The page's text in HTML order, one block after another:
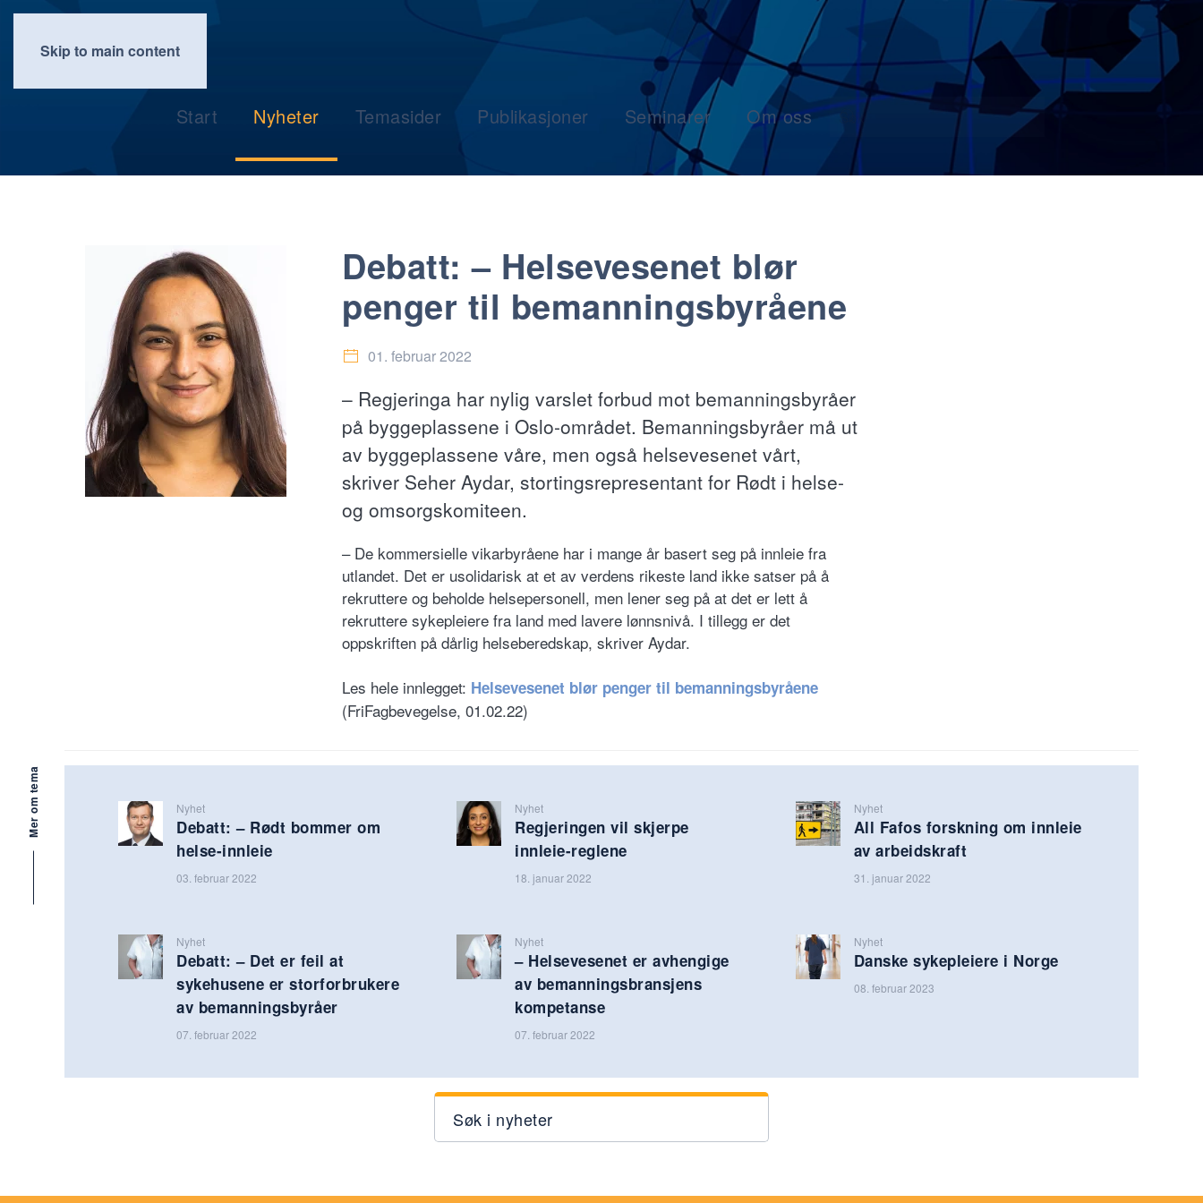
Skip to main content
Start Nyheter Temasider Publikasjoner Seminarer Om oss
Debatt: – Helsevesenet blør
penger til bemanningsbyråene
01. februar 2022
– Regjeringa har nylig varslet forbud mot bemanningsbyråer
på byggeplassene i Oslo-området. Bemanningsbyråer må ut
av byggeplassene våre, men også helsevesenet vårt,
skriver Seher Aydar, stortingsrepresentant for Rødt i helse-
og omsorgskomiteen.
– De kommersielle vikarbyråene har i mange år basert seg på innleie fra
utlandet. Det er usolidarisk at et av verdens rikeste land ikke satser på å
rekruttere og beholde helsepersonell, men lener seg på at det er lett å
rekruttere sykepleiere fra land med lavere lønnsnivå. I tillegg er det
oppskriften på dårlig helseberedskap, skriver Aydar.
Les hele innlegget: Helsevesenet blør penger til bemanningsbyråene
(FriFagbevegelse, 01.02.22)
Nyhet
Debatt: – Rødt bommer om
helse-innleie
03. februar 2022
Nyhet
Regjeringen vil skjerpe
innleie-reglene
18. januar 2022
Nyhet
All Fafos forskning om innleie
av arbeidskraft
31. januar 2022
Nyhet
Debatt: – Det er feil at
sykehusene er storforbrukere
av bemanningsbyråer
07. februar 2022
Nyhet
– Helsevesenet er avhengige
av bemanningsbransjens
kompetanse
07. februar 2022
Nyhet
Danske sykepleiere i Norge
08. februar 2023
Mer om tema
Søk i nyheter